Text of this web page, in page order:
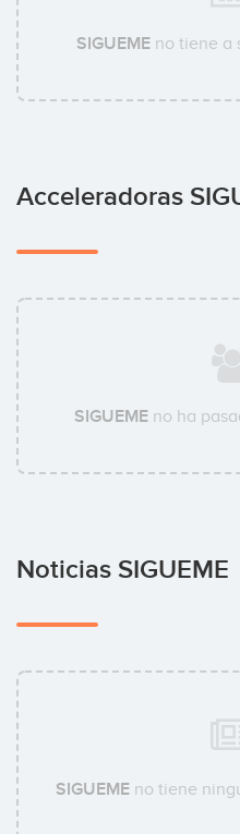
SIGUEMEno tiene a
Acceleradoras
SIGUEME no ha
Noticias SIGUEME
SIGUEME no tiene